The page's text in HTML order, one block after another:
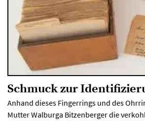
Schmuck zur
Anhand dieses Fingerrings und des
Mutter Walburga Bitzenberger die